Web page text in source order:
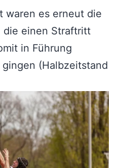
waren es erneut die
die einen Straftritt
in Führung
(Halbzeitstand